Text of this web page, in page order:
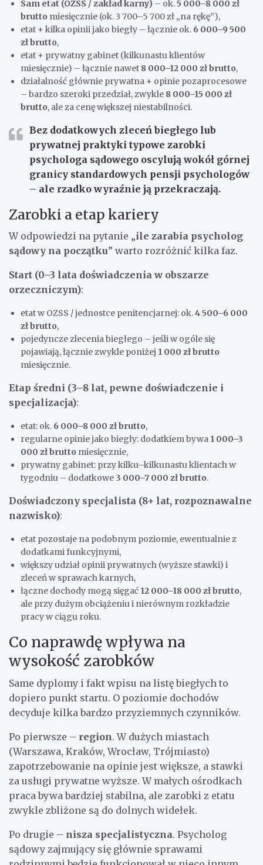
Sam etat (OZSS / zakład karny) – ok.5 000–8 000 zł
brutto miesięcznie (ok. 3 700–5 700 zł „na rękę”),
etat + kilka opinii jako biegły – łącznie ok. 6 000–9 500
zł brutto,
etat + prywatny gabinet (kilkunastu klientów
miesięcznie) – łącznie nawet 8 000–12 000 zł brutto,
działalność głównie prywatna + opinie pozaprocesowe
– bardzo szeroki przedział, zwykle 8 000–15 000 zł
brutto, ale za cenę większej niestabilności.
Bez dodatkowych zleceń biegłego lub
prywatnej praktyki typowe zarobki
psychologa sądowego oscylują wokół górnej
granicy standardowych pensji psychologów
– ale rzadko wyraźnie ją przekraczają.
Zarobki a etap kariery
W odpowiedzi na pytanie „ile zarabia psycholog
sądowy na początku” warto rozróżnić kilka faz.
Start (0–3 lata doświadczenia w obszarze
orzeczniczym):
etat w OZSS / jednostce penitencjarnej: ok.4 500–6 000
zł brutto,
pojedyncze zlecenia biegłego – jeśli w ogóle się
pojawiają, łącznie zwykle poniżej 1 000 zł brutto
miesięcznie.
Etap średni (3–8 lat, pewne doświadczenie i
specjalizacja):
etat: ok. 6 000–8 000 zł brutto,
regularne opinie jako biegły: dodatkiem bywa 1 000–3
000 zł brutto miesięcznie,
prywatny gabinet: przy kilku–kilkunastu klientach w
tygodniu – dodatkowe 3 000–7 000 zł brutto.
Doświadczony specjalista (8+ lat, rozpoznawalne
nazwisko):
etat pozostaje na podobnym poziomie, ewentualnie z
dodatkami funkcyjnymi,
większy udział opinii prywatnych (wyższe stawki) i
zleceń w sprawach karnych,
łączne dochody mogą sięgać 12 000–18 000 zł brutto,
ale przy dużym obciążeniu i nierównym rozkładzie
pracy w ciągu roku.
Co naprawdę wpływa na
wysokość zarobków
Same dyplomy i fakt wpisu na listę biegłych to
dopiero punkt startu. O poziomie dochodów
decyduje kilka bardzo przyziemnych czynników.
Po pierwsze – region. W dużych miastach
(Warszawa, Kraków, Wrocław, Trójmiasto)
zapotrzebowanie na opinie jest większe, a stawki
za usługi prywatne wyższe. W małych ośrodkach
praca bywa bardziej stabilna, ale zarobki z etatu
zwykle zbliżone są do dolnych widełek.
Po drugie – nisza specjalistyczna. Psycholog
sądowy zajmujący się głównie sprawami